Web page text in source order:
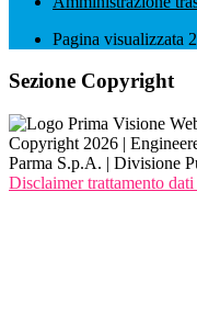
Pagina visualizzata
Sezione Copyright
Copyright 2026 |
Parma S.p.A. | Divisione
Disclaimer trattamento dati